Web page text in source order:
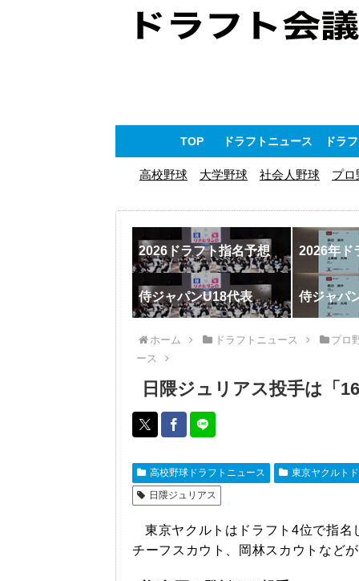
TOP ドラフトニュース ドラ
高校野球 大学野球 社会人野球 プロ
2026ドラフト指名予想 2026年ド
侍ジャパンU18代表 侍ジャパ
ホーム ドラフトニュース
プロ
ース
日隈ジュリアス投手は「
高校野球ドラフトニュース
東京ヤクルト
日隈ジュリアス
東京ヤクルトはドラフト4位で指
チーフスカウト、岡林スカウトなど